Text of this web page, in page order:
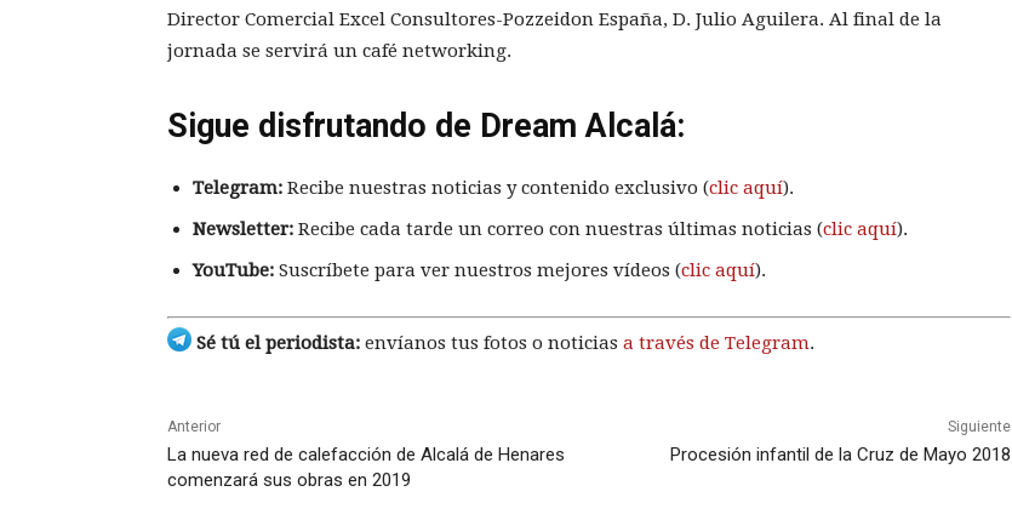
Director Comercial Excel Consultores-Pozzeidon España, D. Julio Aguilera. Al final de la
jornada se servirá un café networking.
Sigue disfrutando de Dream Alcalá:
Telegram: Recibe nuestras noticias y contenido exclusivo (clic aquí).
Newsletter: Recibe cada tarde un correo con nuestras últimas noticias (clic aquí).
YouTube: Suscríbete para ver nuestros mejores vídeos (clic aquí).
Sé tú el periodista: envíanos tus fotos o noticias a través de Telegram.
Anterior
La nueva red de calefacción de Alcalá de Henares
comenzará sus obras en 2019
Siguiente
Procesión infantil de la Cruz de Mayo 2018